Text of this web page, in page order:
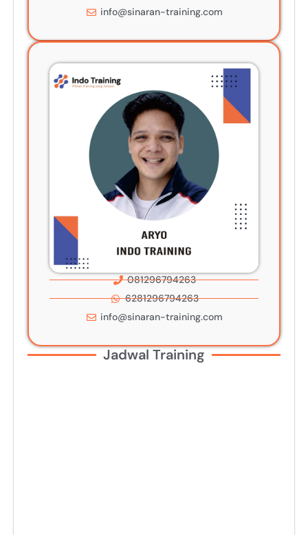
info@sinaran-training.com
081296794263
6281296794263
info@sinaran-training.com
Jadwal Training